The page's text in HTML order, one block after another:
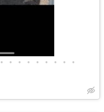
• • • • • • • • •